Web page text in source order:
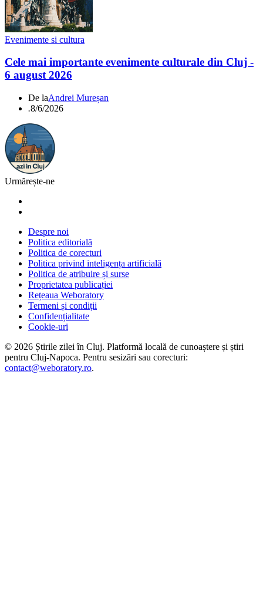
Evenimente si cultura
Cele mai importante evenimente culturale din Cluj -
6 august 2026
De laAndrei Mureșan
.8/6/2026
Urmărește-ne
Despre noi
Politica editorială
Politica de corecturi
Politica privind inteligența artificială
Politica de atribuire și surse
Proprietatea publicației
Rețeaua Weboratory
Termeni și condiții
Confidențialitate
Cookie-uri
© 2026 Știrile zilei în Cluj. Platformă locală de cunoaștere și știri
pentru Cluj-Napoca. Pentru sesizări sau corecturi:
contact@weboratory.ro.